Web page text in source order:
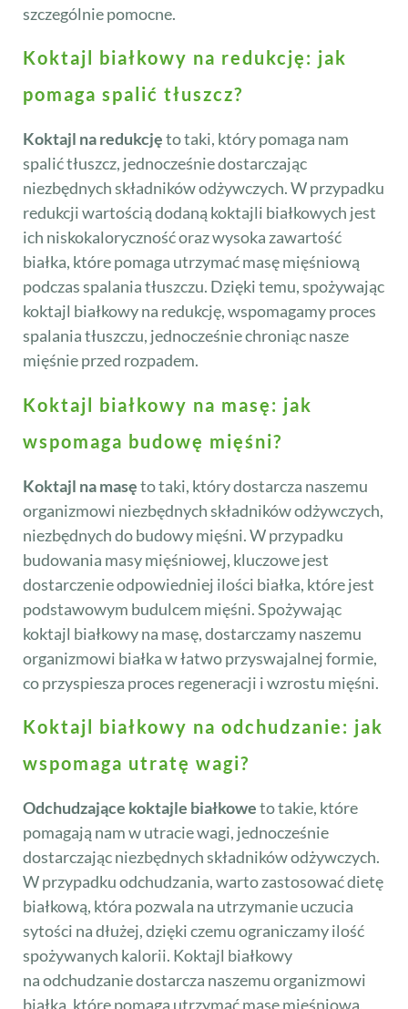
szczególnie pomocne.
Koktajl białkowy na redukcję: jak
pomaga spalić tłuszcz?
Koktajl na redukcjęto taki, który pomaga nam
spalić tłuszcz, jednocześnie dostarczając
niezbędnych składników odżywczych. W przypadku
redukcji wartością dodaną koktajli białkowych jest
ich niskokaloryczność oraz wysoka zawartość
białka, które pomaga utrzymać masę mięśniową
podczas spalania tłuszczu. Dzięki temu, spożywając
koktajl białkowy na redukcję, wspomagamy proces
spalania tłuszczu, jednocześnie chroniąc nasze
mięśnie przed rozpadem.
Koktajl białkowy na masę: jak
wspomaga budowę mięśni?
Koktajl na masęto taki, który dostarcza naszemu
organizmowi niezbędnych składników odżywczych,
niezbędnych do budowy mięśni. W przypadku
budowania masy mięśniowej, kluczowe jest
dostarczenie odpowiedniej ilości białka, które jest
podstawowym budulcem mięśni. Spożywając
koktajl białkowy na masę, dostarczamy naszemu
organizmowi białka w łatwo przyswajalnej formie,
co przyspiesza proces regeneracji i wzrostu mięśni.
Koktajl białkowy na odchudzanie: jak
wspomaga utratę wagi?
Odchudzające koktajle białkoweto takie, które
pomagają nam w utracie wagi, jednocześnie
dostarczając niezbędnych składników odżywczych.
W przypadku odchudzania, warto zastosować dietę
białkową, która pozwala na utrzymanie uczucia
sytości na dłużej, dzięki czemu ograniczamy ilość
spożywanych kalorii. Koktajl białkowy
na odchudzanie dostarcza naszemu organizmowi
białka, które pomaga utrzymać masę mięśniową,